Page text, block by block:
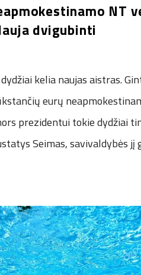
NT
dvigubinti
kelia naujas aistras.
eurų
prezidentui tokie dydžiai
Seimas, savivaldybės jį